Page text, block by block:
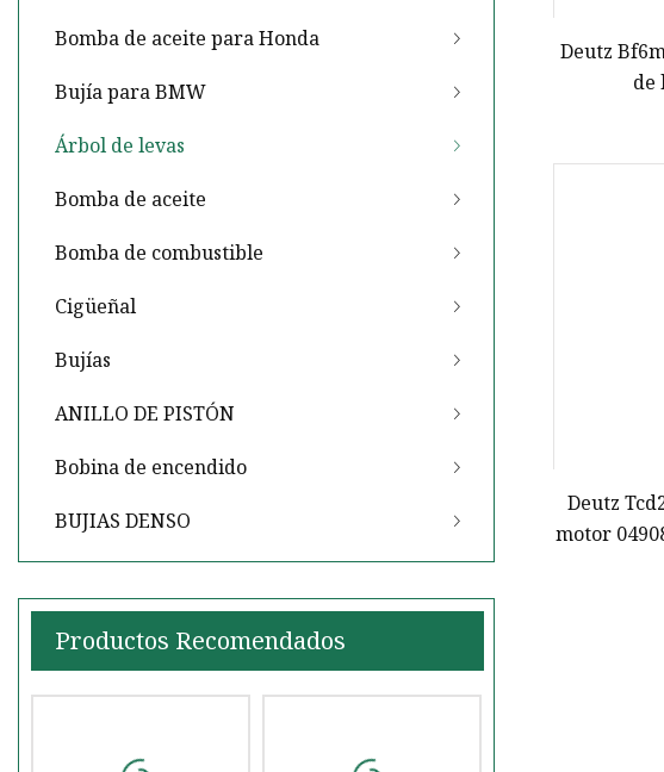
Bomba de aceite para Honda
Bujía para BMW
Árbol de levas
Bomba de aceite
Bomba de combustible
Cigüeñal
Bujías
ANILLO DE PISTÓN
Bobina de encendido
BUJIAS DENSO
Productos Recomendados
Deutz
de
Deutz
motor